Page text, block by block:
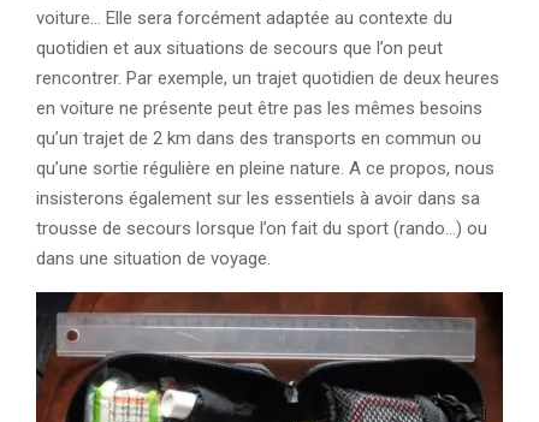
voiture… Elle sera forcément adaptée au contexte du
quotidien et aux situations de secours que l’on peut
rencontrer. Par exemple, un trajet quotidien de deux heures
en voiture ne présente peut être pas les mêmes besoins
qu’un trajet de 2 km dans des transports en commun ou
qu’une sortie régulière en pleine nature. A ce propos, nous
insisterons également sur les essentiels à avoir dans sa
trousse de secours lorsque l’on fait du sport (rando…) ou
dans une situation de voyage.